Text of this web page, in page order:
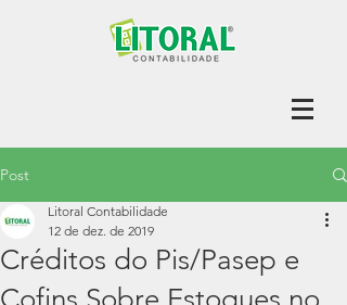
Post
Créditos do Pis/Pasep e
Litoral Contabilidade
12 de dez. de 2019